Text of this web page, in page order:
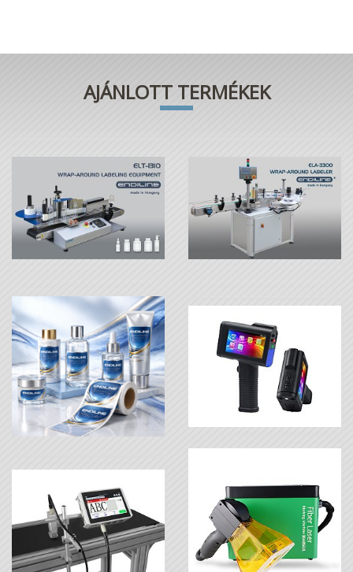
AJÁNLOTT TERMÉKEK